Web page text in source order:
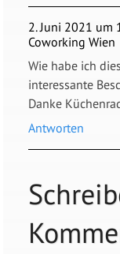
2. Juni 2021 um
Coworking Wien
Wie habe ich
interessante
Danke
Antworten